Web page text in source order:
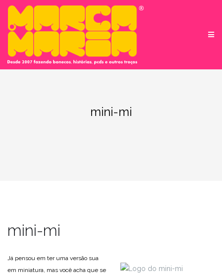
Pular
conteúdo
mini-mi
mini-mi
Já pensou em ter uma versão sua
em miniatura, mas você acha que se